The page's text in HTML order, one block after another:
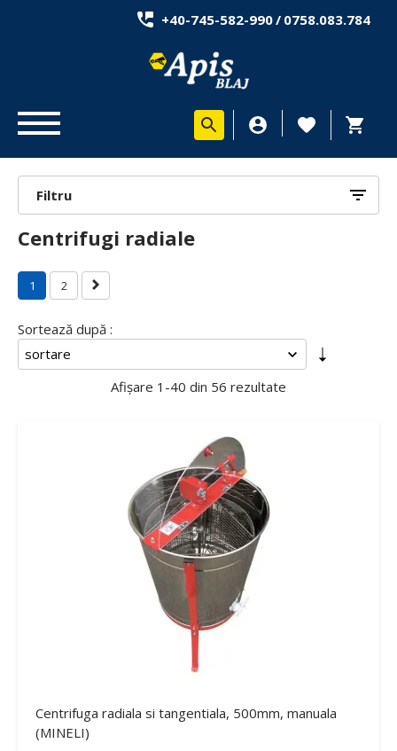
+40-745-582-990/ 0758.083.784
Filtru
Centrifugi radiale
1 2
Sortează după :
Afișare 1-40 din 56 rezultate
Centrifuga radiala si tangentiala, 500mm, manuala
(MINELI)